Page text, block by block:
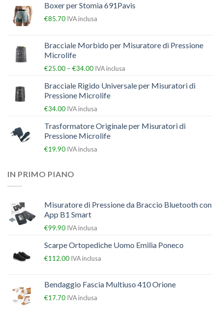
Boxer per Stomia 691Pavis
€85.70 IVA inclusa
Bracciale Morbido per Misuratore di Pressione
Microlife
€25.00 – €34.00 IVA inclusa
Bracciale Rigido Universale per Misuratori di
Pressione Microlife
€34.00 IVA inclusa
Trasformatore Originale per Misuratori di
Pressione Microlife
€19.90 IVA inclusa
IN PRIMO PIANO
Misuratore di Pressione da Braccio Bluetooth con
App B1 Smart
€99.90 IVA inclusa
Scarpe Ortopediche Uomo Emilia Poneco
€112.00 IVA inclusa
Bendaggio Fascia Multiuso 410 Orione
€17.70 IVA inclusa